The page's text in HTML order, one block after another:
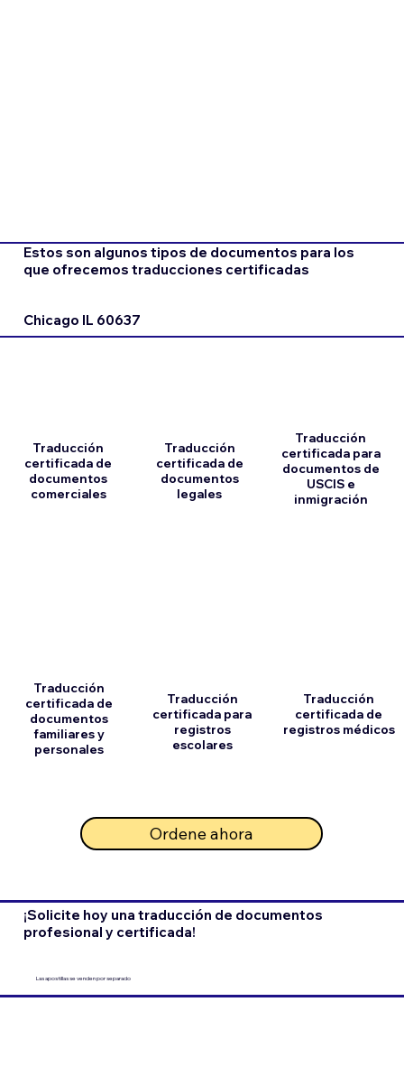
Estos son algunos tipos de documentos para los
que ofrecemos traducciones certificadas
Chicago IL 60637
Traducción
certificada de
documentos
comerciales
Traducción
certificada de
documentos
familiares y
personales
Traducción
certificada de
documentos
legales
Traducción
certificada para
registros
escolares
Ordene ahora
Traducción
certificada para
documentos de
USCIS e
inmigración
Traducción
certificada de
registros médicos
¡Solicite hoy una traducción de documentos
profesional y certificada!
Las apostillas se venden por separado